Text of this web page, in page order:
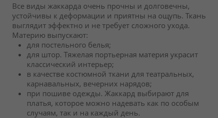
Все виды жаккарда очень прочны и долговечны,
устойчивы к деформации и приятны на ощупь. Ткань
выглядит эффектно и не требует сложного ухода.
Материю выпускают:
для постельного белья;
для штор. Тяжелая портьерная материя украсит
классический интерьер;
в качестве костюмной ткани для театральных,
карнавальных, вечерних нарядов;
при пошиве одежды. Жаккард выбирают для
платья, которое можно надевать как по особым
случаям, так и на каждый день.